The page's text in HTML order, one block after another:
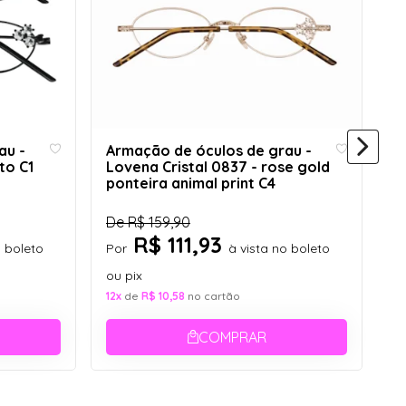
-
C1
boleto
Armação de óculos de grau -
Lovena Cristal 0837 - rose gold
ponteira animal print C4
DeR$ 159,90
Por R$ 111,93 à vista no boleto
ou pix
12x de R$ 10,58 no cartão
COMPRAR